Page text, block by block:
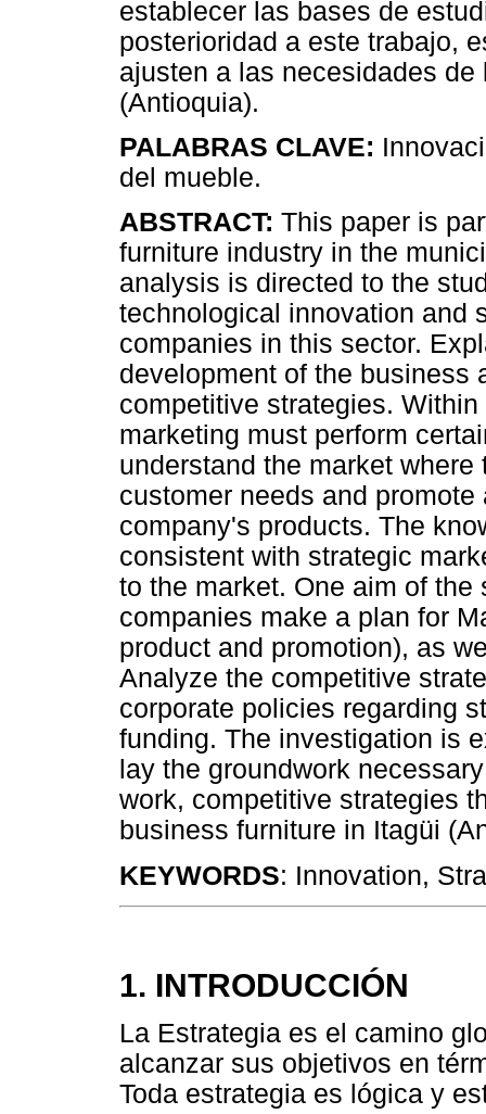
establecer las bases de
posterioridad a este trabajo,
ajusten a las necesidades
(Antioquia).
PALABRAS CLAVE:
del mueble.
ABSTRACT: This paper is
furniture industry in the
analysis is directed to the
technological innovation and
companies in this sector.
development of the business
competitive strategies.
marketing must perform
understand the market
customer needs and
company's products. The
consistent with strategic
to the market. One aim of
companies make a plan for
product and promotion), as
Analyze the competitive
corporate policies regarding
funding. The investigation is
lay the groundwork
work, competitive strategies
business furniture in Itagüi
KEYWORDS: Innovation,
1. INTRODUCCIÓN
La Estrategia es el camino
alcanzar sus objetivos en
Toda estrategia es lógica y